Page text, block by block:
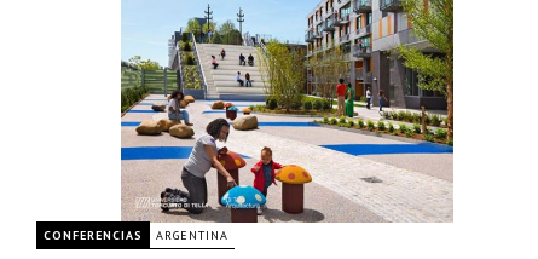
CONFERENCIAS ARGENTINA